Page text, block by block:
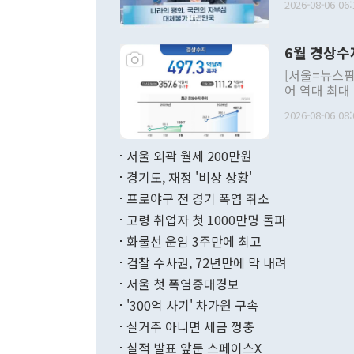
발언 중에는
주의적 희망
관의 대북
관 부처 장
관의 무리한
다. [정동영 통일부 장관이 지난달 23일 오후 서울 종로구 정부서울청사에
무너졌다고
함께 4자 대
2026-08-06
6월 경상
[서울=뉴스
어 역대 최
료=한국은행] 한국은행이 6일 발표한 '2026년 6월 국제수지(잠정)'
며 월간 기
196.9% 급
수출은
2026-08-06
서울 외곽 월세 200만원
경기도, 재정 '비상 상황'
프로야구 전 경기 폭염 취소
고령 취업자 첫 1000만명 돌파
화물선 운임 3주만에 최고
검찰 수사권, 72년만에 막 내려
서울 첫 폭염중대경보
'300억 사기' 차가원 구속
실거주 아니면 세금 껑충
실적 발표 앞둔 스페이스X